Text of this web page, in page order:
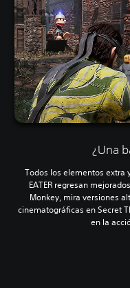
¿Una
Todos los elementos extra y
EATER regresan
Monkey, mira versiones
cinematográficas en Secret
en la